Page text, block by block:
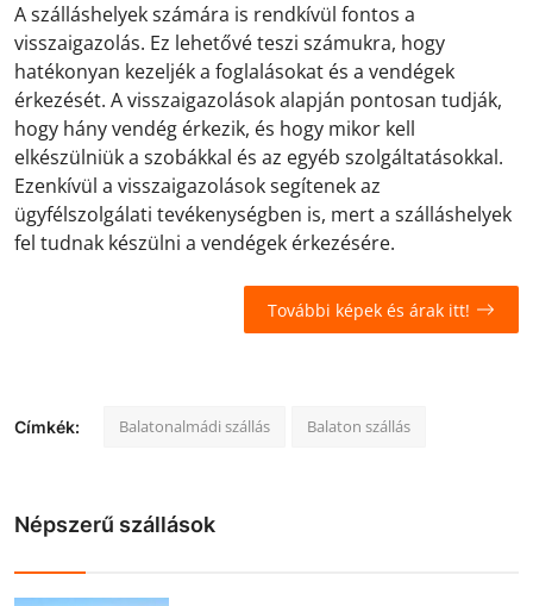
A szálláshelyek számára is rendkívül fontos a
visszaigazolás. Ez lehetővé teszi számukra, hogy
hatékonyan kezeljék a foglalásokat és a vendégek
érkezését. A visszaigazolások alapján pontosan tudják,
hogy hány vendég érkezik, és hogy mikor kell
elkészülniük a szobákkal és az egyéb szolgáltatásokkal.
Ezenkívül a visszaigazolások segítenek az
ügyfélszolgálati tevékenységben is, mert a szálláshelyek
fel tudnak készülni a vendégek érkezésére.
További képek és árak itt!
Címkék: Balatonalmádi szállás Balaton szállás
Népszerű szállások